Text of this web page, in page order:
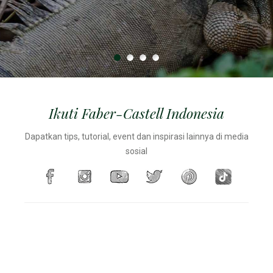
secara lestari.
terguling dari meja
Ikuti Faber-Castell Indonesia
Dapatkan tips, tutorial, event dan inspirasi lainnya di media
sosial